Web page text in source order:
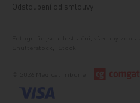
Odstoupení od smlouvy